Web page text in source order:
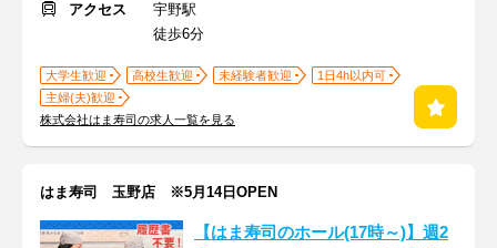
アクセス
宇野駅
徒歩6分
大学生歓迎 高校生歓迎 未経験者歓迎
1日4h以内可
主婦(夫)歓迎
株式会社はま寿司の求人一覧を見る
はま寿司 玉野店 ※5月14日OPEN
【はま寿司のホール(17時～)】週2